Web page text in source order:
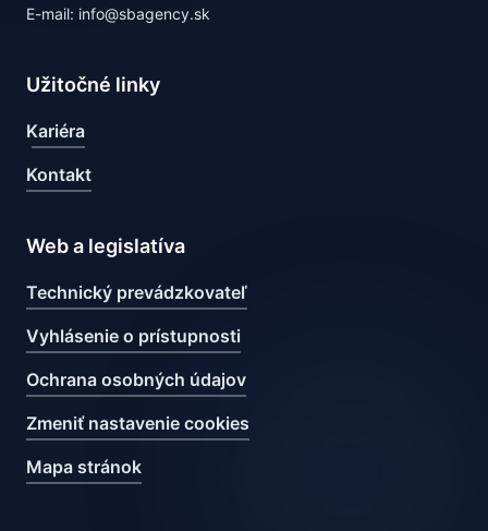
E-mail: info@sbagency.sk
Užitočné linky
Kariéra
Kontakt
Web a legislatíva
Technický prevádzkovateľ
Vyhlásenie o prístupnosti
Ochrana osobných údajov
Zmeniť nastavenie cookies
Mapa stránok